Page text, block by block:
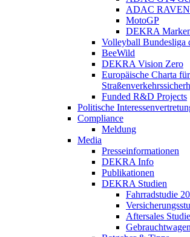
ADAC
MotoGP
DEKRA
Volleyball Bundesliga
BeeWild
DEKRA Vision Zero
Europäische Charta
Funded R&D Projects
Politische
Compliance
Meldung
Media
Presseinformationen
DEKRA Info
Publikationen
DEKRA Studien
Fahrradstudie
Aftersales Studie